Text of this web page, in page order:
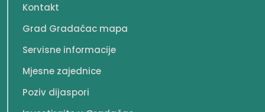
Kontakt
Grad Gradačac mapa
Servisne informacije
Mjesne zajednice
Poziv dijaspori